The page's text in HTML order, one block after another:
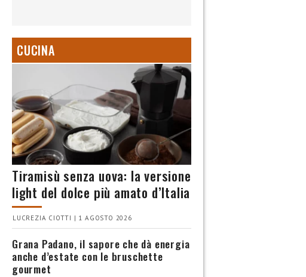
CUCINA
Tiramisù senza uova: la versione
light del dolce più amato d’Italia
LUCREZIA CIOTTI | 1 AGOSTO 2026
Grana Padano, il sapore che dà energia
anche d’estate con le bruschette
gourmet